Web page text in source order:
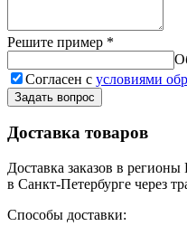
Решите пример *
Согласен с условиями
Задать вопрос
Доставка товаров
Доставка заказов в регионы
в Санкт-Петербурге через
Способы доставки: